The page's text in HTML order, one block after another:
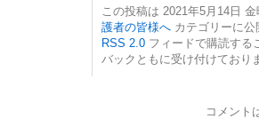
この投稿は 2021年5月14日
護者の皆様へ カテゴリーに
RSS 2.0 フィードで購読する
バックともに受け付けており
コメント